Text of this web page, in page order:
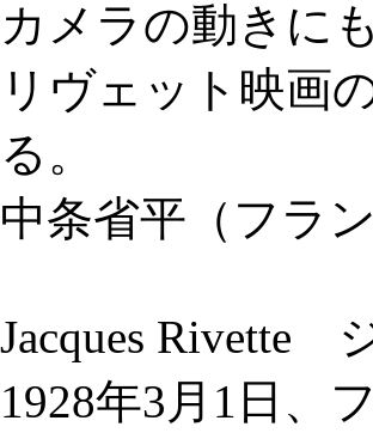
カメラの動きにも
リヴェット映画
る。
中条省平（フラ
Jacques Rivette
1928年3月1日、